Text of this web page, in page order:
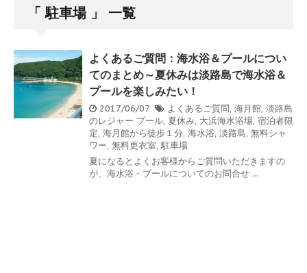
「 駐車場 」 一覧
よくあるご質問：海水浴＆プールについ
てのまとめ～夏休みは淡路島で海水浴＆
プールを楽しみたい！
2017/06/07 よくあるご質問, 海月館, 淡路島
のレジャー プール, 夏休み, 大浜海水浴場, 宿泊者限
定, 海月館から徒歩１分, 海水浴, 淡路島, 無料シャ
ワー, 無料更衣室, 駐車場
夏になるとよくお客様からご質問いただきますの
が、海水浴・プールについてのお問合せ ...